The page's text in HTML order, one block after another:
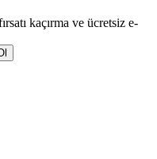
kaçırma ve ücretsiz e-